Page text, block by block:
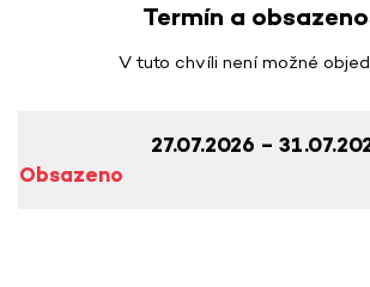
Termín a
V tuto chvíli není možné
27.07.2026 –
Obsazeno